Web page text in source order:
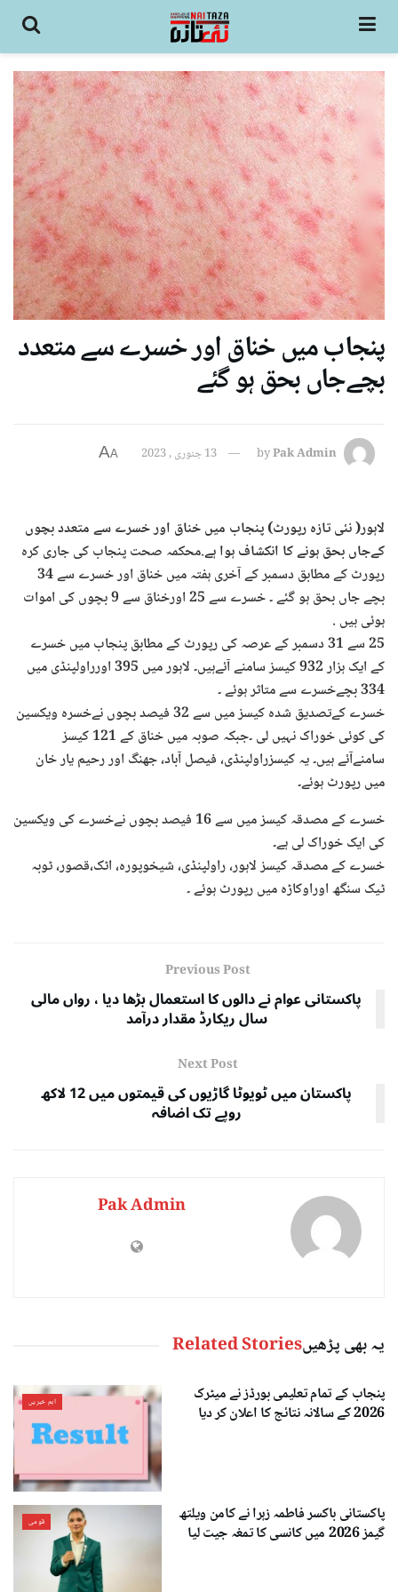
پنجاب میں خناق اور خسرے سے متعدد
بچےجاں بحق ہو گئے
byPak Admin 13 جنوری , 2023 A
A
لاہور( نئی تازہ رپورٹ) پنجاب میں خناق اور خسرے سے متعدد بچوں
کےجاں بحق ہونے کا انکشاف ہوا ہے.محکمہ صحت پنجاب کی جاری کرہ
رپورٹ کے مطابق دسمبر کے آخری ہفتہ میں خناق اور خسرے سے 34
بچے جاں بحق ہو گئے ۔ خسرے سے 25 اورخناق سے 9 بچوں کی اموات
ہوئی ہیں .
25 سے 31 دسمبر کے عرصہ کی رپورٹ کے مطابق پنجاب میں خسرے
کے ایک ہزار 932 کیسز سامنے آئےہیں۔ لاہور میں 395 اورراولپنڈی میں
334 بچےخسرے سے متاثر ہوئے ۔
خسرے کےتصدیق شدہ کیسز میں سے 32 فیصد بچوں نےخسرہ ویکسین
کی کوئی خوراک نہیں لی ۔جبکہ صوبہ میں خناق کے 121 کیسز
سامنےآئے ہیں۔ یہ کیسزراولپنڈی، فیصل آباد، جھنگ اور رحیم یار خان
میں رپورٹ ہوئے۔
خسرے کے مصدقہ کیسز میں سے 16 فیصد بچوں نےخسرے کی ویکسین
کی ایک خوراک لی ہے۔
خسرے کے مصدقہ کیسز لاہور، راولپنڈی، شیخوپورہ، اٹک،قصور، ٹوبہ
ٹیک سنگھ اوراوکاڑہ میں رپورٹ ہوئے ۔
Previous Post
پاکستانی عوام نے دالوں کا استعمال بڑھا دیا ، رواں مالی
سال ریکارڈ مقدار درآمد
Next Post
پاکستان میں ٹویوٹا گاڑیوں کی قیمتوں میں 12 لاکھ
روپے تک اضافہ
Pak Admin
یہ بھی پڑھیںRelated Stories
اہم خبریں
پنجاب کے تمام تعلیمی بورڈز نے میٹرک
2026 کے سالانہ نتائج کا اعلان کر دیا
قومی
پاکستانی باکسر فاطمہ زہرا نے کامن ویلتھ
گیمز 2026 میں کانسی کا تمغہ جیت لیا